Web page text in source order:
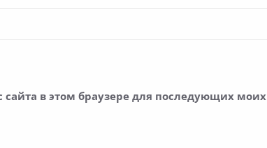
в этом браузере для последующих моих